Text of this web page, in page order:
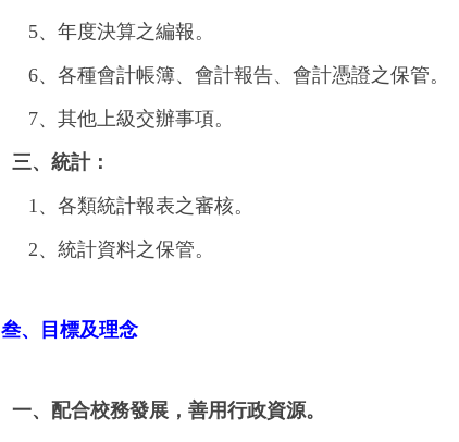
5、年度決算之編報。
6、各種會計帳簿、會計報告、會計憑證之保管。
7、其他上級交辦事項。
三、統計：
1、 各類統計報表之審核。
2、 統計資料之保管。
叁、目標及理念
一、配合校務發展，善用行政資源。